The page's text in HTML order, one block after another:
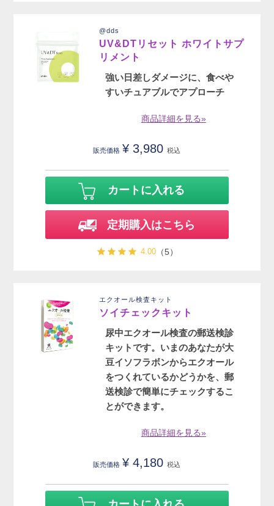
@dds
UV&DTリセット ホワイトサプ
リメント
強い日差しダメージに、食べや
すいチュアブルでアプローチ
商品詳細を見る»
販売価格 ¥ 3,980 税込
カートに入れる
定期購入はこちら
4.00 （5）
エクオール検査キット
ソイチェックキット
尿中エクオール検査の郵送検診
キットです。いまのあなたが大
豆イソフラボンからエクオール
をつくれているかどうかを、郵
送検診で簡単にチェックするこ
とができます。
商品詳細を見る»
販売価格 ¥ 4,180 税込